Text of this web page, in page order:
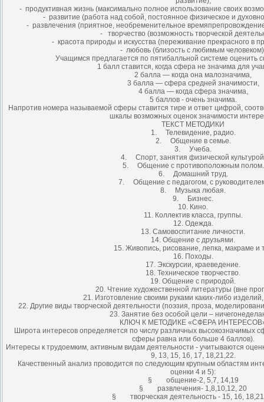
- продуктивная жизнь (максимально полное использование своих
- развитие (работа над собой, постоянное физическое и
- развлечения (приятное, необременительное
- творчество (возможность творческой
- красота природы и искусства (переживание прекрасного в
- любовь (близость с любимым
Учащимся предлагается по пятибалльной системе оценить
1 балл ставится, когда сфера не значима для
2 балла — когда она малозначима,
3 балла — сфера средней значимости,
4 балла — когда сфера значима,
5 баллов - очень значима.
Напротив номера называемой сферы ставится тире и ответ цифрой,
шкалы возможных оценок значимости
ТЕКСТ МЕТОДИКИ
1. Телевидение, радио.
2. Общение в семье.
3. Учеба.
4. Спорт, занятия физической
5. Общение с противоположным полом.
6. Домашний труд.
7. Общение с педагогом, с
8. Музыка любая.
9. Бизнес.
10. Кино.
11. Коллектив класса, группы.
12. Одежда.
13. Самовоспитание личности.
14. Общение с друзьями.
15. Живопись, рисование, лепка, макраме и
16. Походы.
17. Экскурсии, краеведение.
18. Техническое творчество.
19. Общение с природой.
20. Чтение художественной литературы (вне
21. Изготовление своими руками каких-либо
22. Другие виды творческой деятельности (поэзия, проза,
23. Занятие без особой цели –
КЛЮЧ К МЕТОДИКЕ «СФЕРА
Широта интересов определяется по числу различных высокозначимых
сферы равна или больше 4 баллов).
Интересы к трудоемким, активным видам деятельности - учитываются
9, 13, 15, 16, 17, 18,21,22.
Качественный анализ проводится по следующим крупным областям
оценки 4 и 5):
§ общение-2, 5,7, 14,19
§ развлечения- 1,8,10,12, 20
§ творческая деятельность - 15, 16,